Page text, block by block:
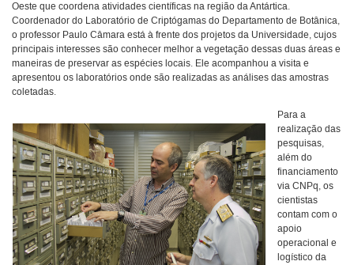
Oeste que coordena atividades científicas na região da Antártica.
Coordenador do Laboratório de Criptógamas do Departamento de Botânica,
o professor Paulo Câmara está à frente dos projetos da Universidade, cujos
principais interesses são conhecer melhor a vegetação dessas duas áreas e
maneiras de preservar as espécies locais. Ele acompanhou a visita e
apresentou os laboratórios onde são realizadas as análises das amostras
coletadas.
Para a
realização das
pesquisas,
além do
financiamento
via CNPq, os
cientistas
contam com o
apoio
operacional e
logístico da